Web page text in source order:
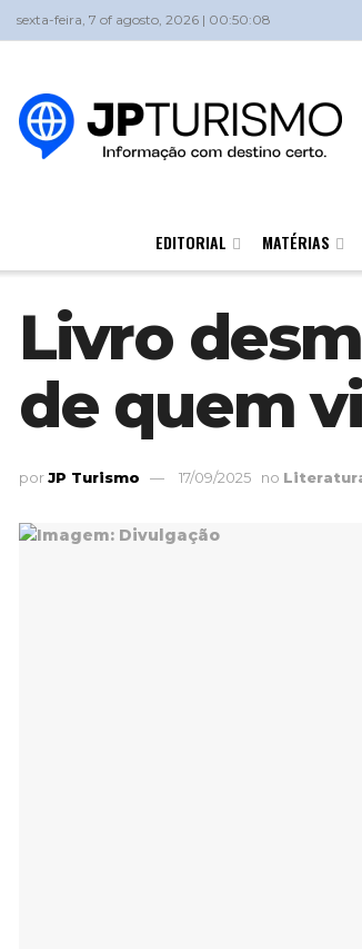
sexta-feira, 7 of agosto, 2026 | 00:50:08
EDITORIAL MATÉRIAS
Livro
de quem
porJP Turismo 17/09/2025 no